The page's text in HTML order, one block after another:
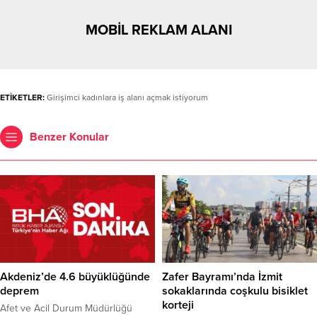
MOBİL REKLAM ALANI
ETİKETLER: Girişimci kadınlara iş alanı açmak istiyorum
Benzer Konular
Akdeniz’de 4.6 büyüklüğünde
deprem
Afet ve Acil Durum Müdürlüğü
Zafer Bayramı’nda İzmit
sokaklarında coşkulu bisiklet
korteji